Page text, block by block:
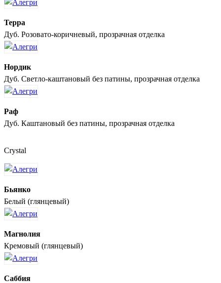
Терра
Дуб. Розовато-коричневый, прозрачная отделка
Нордик
Дуб. Светло-каштановый без патины, прозрачная отделка
Раф
Дуб. Каштановый без патины, прозрачная отделка
Crystal
Бьянко
Белый (глянцевый)
Магнолия
Кремовый (глянцевый)
Саббия